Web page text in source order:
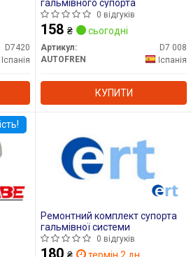
D7420
Іспанія
гальмівного супорта
0 відгуків
158 ₴ сьогодні
Артикул:
D7 008
AUTOFREN
Іспанія
КУПИТИ
Ремонтний комплект супорта
гальмівної системи
0 відгуків
180